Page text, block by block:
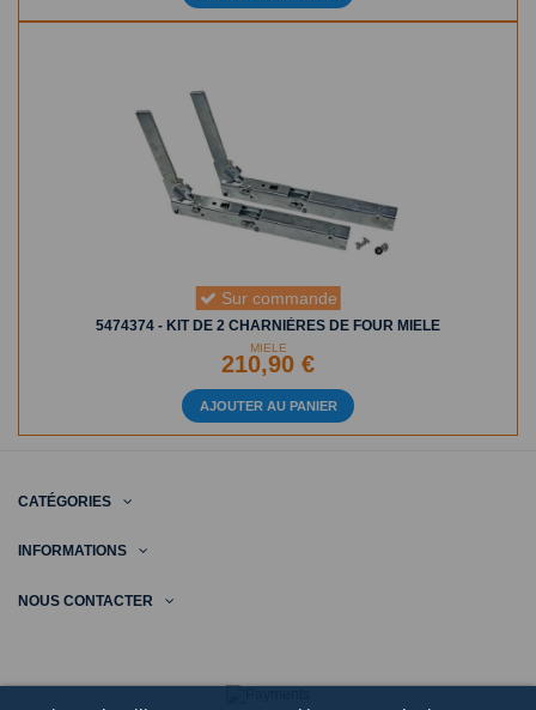
Sur commande
5474374 - KIT DE 2 CHARNIÈRES DE FOUR MIELE
MIELE
210,90 €
AJOUTER AU PANIER
CATÉGORIES
INFORMATIONS
NOUS CONTACTER